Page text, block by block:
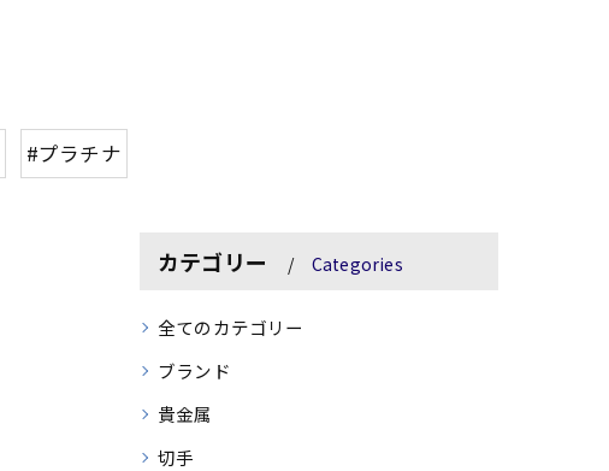
#プラチナ
カテゴリー Categories
全てのカテゴリー
ブランド
貴金属
切手